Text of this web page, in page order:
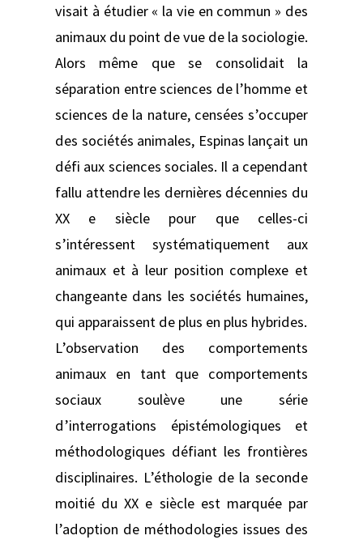
visait à étudier « la vie en commun » des
animaux du point de vue de la sociologie.
Alors même que se consolidait la
séparation entre sciences de l’homme et
sciences de la nature, censées s’occuper
des sociétés animales, Espinas lançait un
défi aux sciences sociales. Il a cependant
fallu attendre les dernières décennies du
XX e siècle pour que celles-ci
s’intéressent systématiquement aux
animaux et à leur position complexe et
changeante dans les sociétés humaines,
qui apparaissent de plus en plus hybrides.
L’observation des comportements
animaux en tant que comportements
sociaux soulève une série
d’interrogations épistémologiques et
méthodologiques défiant les frontières
disciplinaires. L’éthologie de la seconde
moitié du XX e siècle est marquée par
l’adoption de méthodologies issues des